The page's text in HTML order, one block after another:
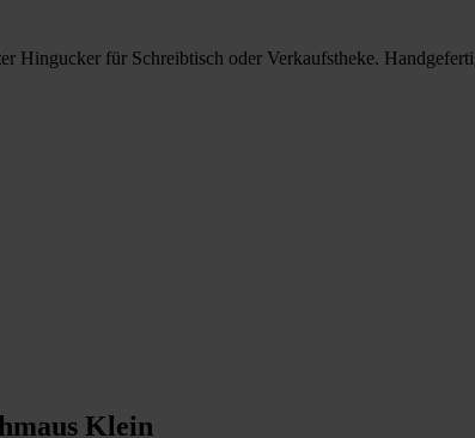
Hingucker für Schreibtisch oder Verkaufstheke.
Klein